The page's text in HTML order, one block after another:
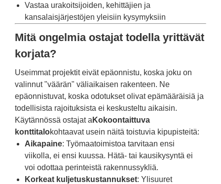
Vastaa urakoitsijoiden, kehittäjien ja
kansalaisjärjestöjen yleisiin kysymyksiin
Mitä ongelmia ostajat todella yrittävät
korjata?
Useimmat projektit eivät epäonnistu, koska joku on
valinnut "väärän" väliaikaisen rakenteen. Ne
epäonnistuvat, koska odotukset olivat epämääräisiä ja
todellisista rajoituksista ei keskusteltu aikaisin.
Käytännössä ostajat a Kokoontaittuva
konttitalokohtaavat usein näitä toistuvia kipupisteitä:
Aikapaine: Työmaatoimistoa tarvitaan ensi
viikolla, ei ensi kuussa. Hätä- tai kausikysyntä ei
voi odottaa perinteistä rakennussykliä.
Korkeat kuljetuskustannukset: Ylisuuret